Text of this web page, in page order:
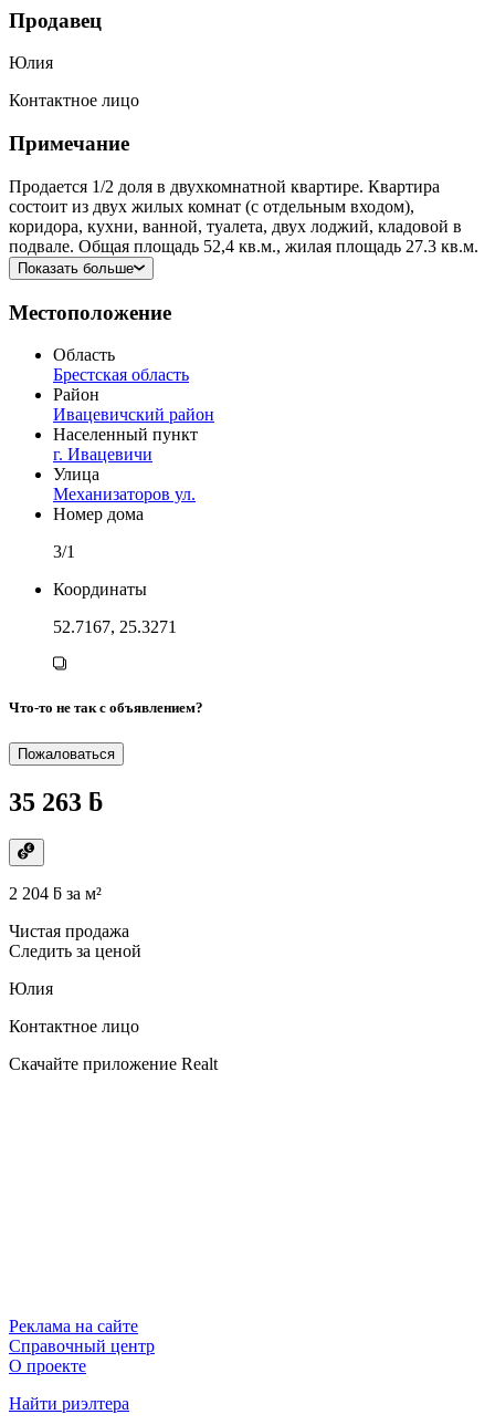
Продавец
Юлия
Контактное лицо
Примечание
Продается 1/2 доля в двухкомнатной квартире. Квартира
состоит из двух жилых комнат (с отдельным входом),
коридора, кухни, ванной, туалета, двух лоджий, кладовой в
подвале. Общая площадь 52,4 кв.м., жилая площадь 27.3 кв.м.
Показать больше
Местоположение
Область
Брестская область
Район
Ивацевичский район
Населенный пункт
г. Ивацевичи
Улица
Механизаторов ул.
Номер дома
3/1
Координаты
52.7167, 25.3271
Что-то не так с объявлением?
Пожаловаться
35 263 ƃ
2 204 ƃ за м²
Чистая продажа
Следить за ценой
Юлия
Контактное лицо
Скачайте приложение Realt
Реклама на сайте
Справочный центр
О проекте
Найти риэлтера